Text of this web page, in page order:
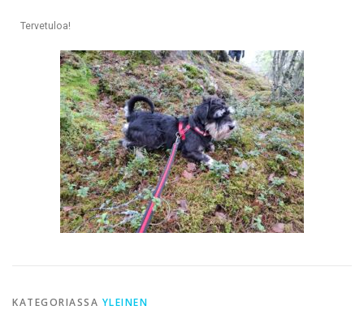
Tervetuloa!
KATEGORIASSA YLEINEN